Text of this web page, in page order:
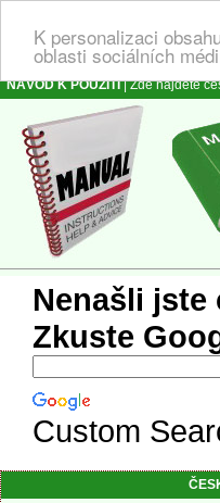
K personalizaci
oblasti sociálních
NÁVOD K POUŽITÍ| Zde najdete
Nenašli jste
Zkuste
Custom